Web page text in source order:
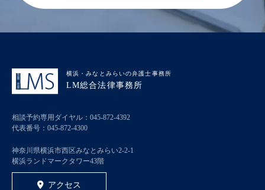
横浜・みなとみらいの弁護士事務所
LM総合法律事務所
相談予約専用ダイヤル： 045-872-4392
代表番号： 045-872-4300
神奈川県横浜市西区みなとみらい2-2-1
横浜ランドマークタワー43階
アクセス